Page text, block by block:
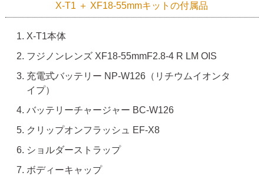
X-T1 ＋ XF18-55mmキットの付属品
X-T1本体
フジノンレンズ XF18-55mmF2.8-4 R LM OIS
充電式バッテリー NP-W126（リチウムイオンタ
イプ）
バッテリーチャージャー BC-W126
クリップオンフラッシュ EF-X8
ショルダーストラップ
ボディーキャップ